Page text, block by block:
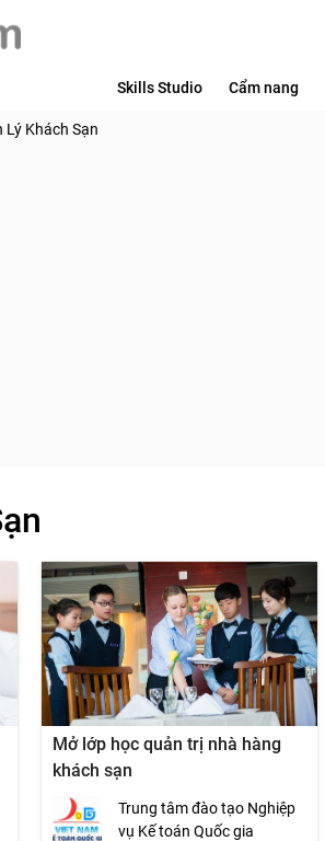
Skills Studio Cẩm nang
Lý Khách Sạn
Mở lớp học quản trị nhà hàng
khách sạn
Trung tâm đào tạo Nghiệp
vụ Kế toán Quốc gia